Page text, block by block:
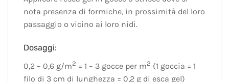
nota presenza di formiche, in prossimità del loro
passaggio o vicino ai loro nidi.
Dosaggi:
0,2 – 0,6 g/m2 = 1 – 3 gocce per m2 (1 goccia = 1
filo di 3 cm di lunghezza = 0,2 g di esca gel)